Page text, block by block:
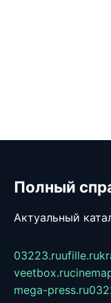
Полный
Актуальный
03223.ruufille.ru
veetbox.ru
mega-press.ru